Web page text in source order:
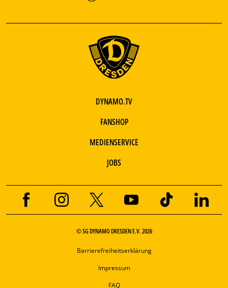
DYNAMO.TV
FANSHOP
MEDIENSERVICE
JOBS
© SG DYNAMO DRESDEN E.V. 2026
Barrierefreiheitserklärung
Impressum
FAQ